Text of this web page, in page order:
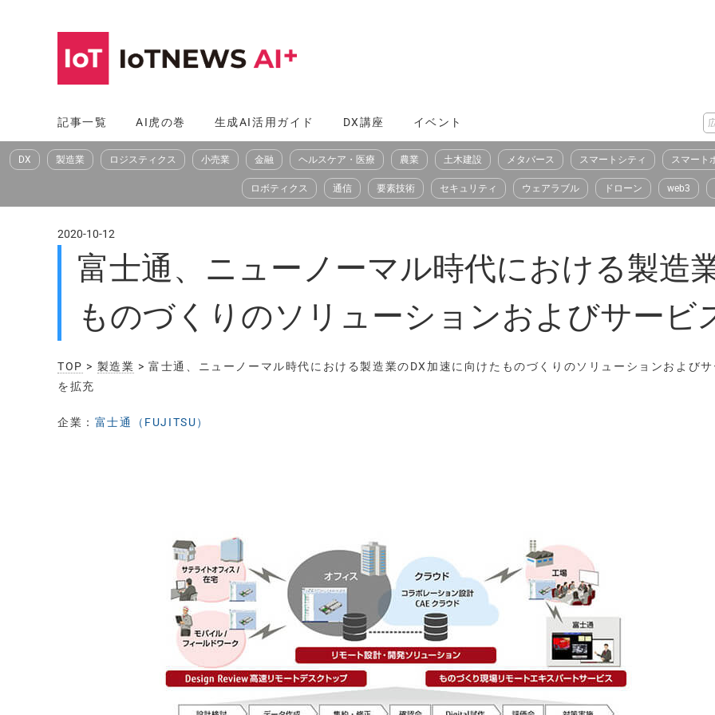
へ
ス
記事一覧 AI虎の巻 生成AI活用ガイド DX講座 イベント
DX 製造業 ロジスティクス 小売業 金融 ヘルスケア・医療 農業 土木建設 メタバース スマートシティ スマート
ロボティクス 通信 要素技術 セキュリティ ウェアラブル ドローン web3
2020-10-12
富士通、ニューノーマル時代における製造
ものづくりのソリューションおよびサービ
TOP > 製造業 > 富士通、ニューノーマル時代における製造業のDX加速に向けたものづくりのソリューションおよび
を拡充
企業： 富士通（FUJITSU）